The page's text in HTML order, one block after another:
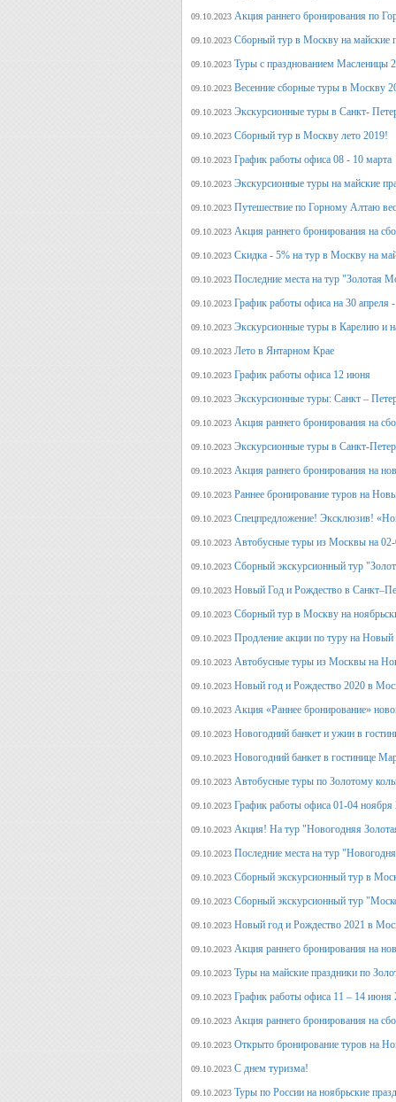
09.10.2023 Акция раннего бронирования по
09.10.2023 Сборный тур в Москву на майские
09.10.2023 Туры с празднованием Масленицы
09.10.2023 Весенние сборные туры в Москву
09.10.2023 Экскурсионные туры в Санкт-
09.10.2023 Сборный тур в Москву лето 2019!
09.10.2023 График работы офиса 08 - 10 марта
09.10.2023 Экскурсионные туры на майские
09.10.2023 Путешествие по Горному Алтаю
09.10.2023 Акция раннего бронирования на
09.10.2023 Скидка - 5% на тур в Москву на
09.10.2023 Последние места на тур "Золотая
09.10.2023 График работы офиса на 30 апреля
09.10.2023 Экскурсионные туры в Карелию и
09.10.2023 Лето в Янтарном Крае
09.10.2023 График работы офиса 12 июня
09.10.2023 Экскурсионные туры: Санкт –
09.10.2023 Акция раннего бронирования на
09.10.2023 Экскурсионные туры в Санкт-
09.10.2023 Акция раннего бронирования на
09.10.2023 Раннее бронирование туров на
09.10.2023 Спецпредложение! Эксклюзив!
09.10.2023 Автобусные туры из Москвы на
09.10.2023 Сборный экскурсионный тур
09.10.2023 Новый Год и Рождество в
09.10.2023 Сборный тур в Москву на
09.10.2023 Продление акции по туру на
09.10.2023 Автобусные туры из Москвы на
09.10.2023 Новый год и Рождество 2020 в
09.10.2023 Акция «Раннее бронирование»
09.10.2023 Новогодний банкет и ужин в
09.10.2023 Новогодний банкет в гостинице
09.10.2023 Автобусные туры по Золотому
09.10.2023 График работы офиса 01-04 ноября
09.10.2023 Акция! На тур "Новогодняя
09.10.2023 Последние места на тур
09.10.2023 Сборный экскурсионный тур в
09.10.2023 Сборный экскурсионный тур
09.10.2023 Новый год и Рождество 2021 в
09.10.2023 Акция раннего бронирования на
09.10.2023 Туры на майские праздники по
09.10.2023 График работы офиса 11 – 14 июня
09.10.2023 Акция раннего бронирования на
09.10.2023 Открыто бронирование туров на
09.10.2023 С днем туризма!
09.10.2023 Туры по России на ноябрьские